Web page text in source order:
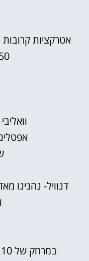
50 דקות, דנוויל – 30 דקות, אלקאמר – 30 דקות,
וואליבי
דנוויל- נהנינו
במרחק של 10 דקות ביישוב אלבורג , יש מספר מסעדות, והיינו בלוקה – מסעדה שמומלצת ואכן כך היא!